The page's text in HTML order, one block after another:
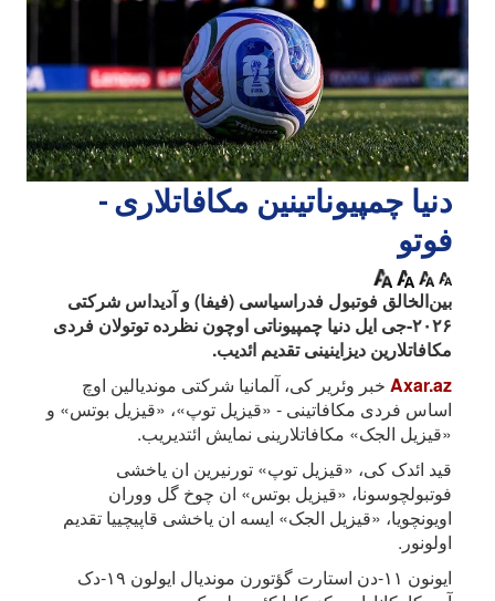
دنیا چمپیوناتینین مکافاتلاری -
فوتو
بین‌الخالق فوتبول فدراسیاسی (فیفا) و آدیداس شرکتی
۲۰۲۶-جی ایل دنیا چمپیوناتی اوچون نظرده توتولان فردی
مکافاتلارین دیزاینینی تقدیم ائدیب.
Axar.az خبر وئریر کی، آلمانیا شرکتی موندیالین اوچ
اساس فردی مکافاتینی - «قیزیل توپ»، «قیزیل بوتس» و
«قیزیل الجک» مکافاتلارینی نمایش ائتدیریب.
قید ائدک کی، «قیزیل توپ» تورنیرین ان یاخشی
فوتبولچوسونا، «قیزیل بوتس» ان چوخ گل ووران
اویونچویا، «قیزیل الجک» ایسه ان یاخشی قاپیچییا تقدیم
اولونور.
ایونون ۱۱-دن استارت گؤتورن موندیال ایولون ۱۹-دک